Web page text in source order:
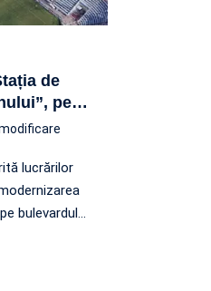
de
pe…
lucrărilor
bulevardul…